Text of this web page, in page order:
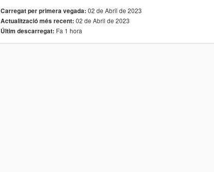
Carregat per primera vegada: 02 de Abril de 2023
Actualització més recent: 02 de Abril de 2023
Últim descarregat: Fa 1 hora